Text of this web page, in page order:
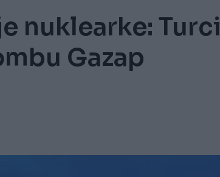
nuklearke: Turci
Gazap